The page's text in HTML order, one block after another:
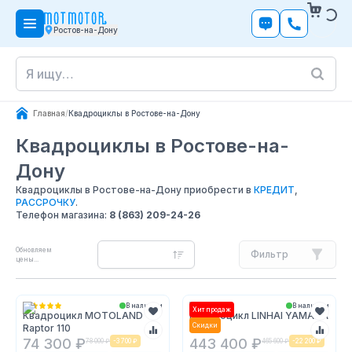
Ростов-на-Дону
Главная/Квадроциклы в Ростове-на-Дону
Квадроциклы в Ростове-на-
Дону
Квадроциклы в Ростове-на-Дону приобрести в КРЕДИТ,
РАССРОЧКУ.
Телефон магазина: 8 (863) 209-24-26
Обновляем
цены...
Фильтр
В наличии
Квадроцикл MOTOLAND
Raptor 110
74 300 ₽78 000 ₽ -3 700 ₽
Хит продаж
Скидки
В наличии
Квадроцикл LINHAI YAMAHA
D400
443 400 ₽465 600 ₽ -22 200 ₽